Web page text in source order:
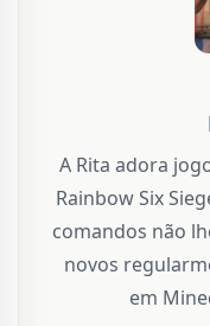
A Rita adora
Rainbow Six
comandos não
novos
em